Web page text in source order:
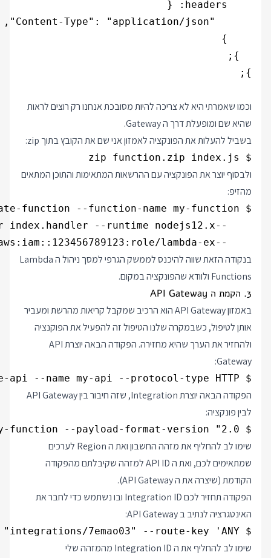
וכמו שאמרתי היא לא צריכה להיות מסובכת אנחנו רק רוצים לראות
שהיא שם ומופעלת דרך ה Gateway.
בשביל להעלות את הפונקציה לאמזון אני שם את הקובץ בתוך zip:
$ zip function.zip index.js
ולבסוף יוצר את הפונקציה עם ההרשאות המתאימות והתוכן המתאים
מהזיפ:
    --role arn:aws:iam::123456789123:role/lambda-ex
בנקודה הזאת שווה להיכנס לממשק הגרפי למסך ניהול ה Lambda
Functions ולוודא שהפונקציה במקום.
3. הקמת ה API Gateway
באמזון API Gateway הוא הרכיב שמקבל קריאות מהרשת ומעביר
אותן לטיפול, כשבמקרה שלנו הטיפול זה להפעיל את הפוקנציה
ולהחזיר את הערך שהיא מחזירה. הפקודה הבאה יוצרת API
Gateway:
$ aws apigatewayv2 create-api --name my-api --protocol-type HTTP
הפקודה הבאה יוצרת Integration, שזה חיבור בין API Gateway
לבין פונקציה:
$ aws apigatewayv2 create-integration --api-id v7ee0lwd52 --integration-type AWS_PROXY --integration-uri arn:aws:lambda:eu-west-3:123456789123:function:my-function --payload-format-version "2.0"
שימו לב להחליף את מזהה החשבון ואת ה Region לערכים
שמתאימים לכם, ואת ה API ID למזהה שקיבלתם מהפקודה
הקודמת (שיצרה את ה API Gateway).
הפקודה תחזיר לכם Integration ID ובו נשתמש כדי לחבר את
האינטגרציה לנתיב ב API Gateway:
$ aws apigatewayv2 create-route --api-id v7ee0lwd52  --target "integrations/7emao03" --route-key 'ANY /'
שימו לב להחליף את ה Integration ID מהמזהה שלי